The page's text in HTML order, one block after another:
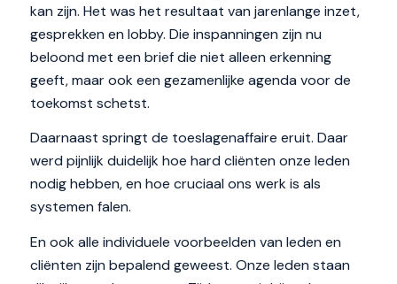
kan zijn. Het was het resultaat van jarenlange inzet,
gesprekken en lobby. Die inspanningen zijn nu
beloond met een brief die niet alleen erkenning
geeft, maar ook een gezamenlijke agenda voor de
toekomst schetst.
Daarnaast springt de toeslagenaffaire eruit. Daar
werd pijnlijk duidelijk hoe hard cliënten onze leden
nodig hebben, en hoe cruciaal ons werk is als
systemen falen.
En ook alle individuele voorbeelden van leden en
cliënten zijn bepalend geweest. Onze leden staan